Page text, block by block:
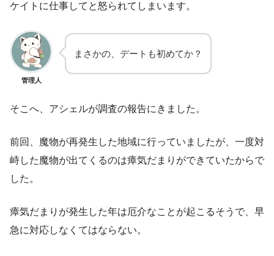
ケイトに仕事してと怒られてしまいます。
管理人
まさかの、デートも初めてか？
そこへ、アシェルが調査の報告にきました。
前回、魔物が再発生した地域に行っていましたが、一度対
峙した魔物が出てくるのは瘴気だまりができていたからで
した。
瘴気だまりが発生した年は厄介なことが起こるそうで、早
急に対応しなくてはならない。